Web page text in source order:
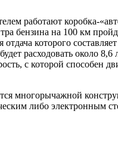
работают коробка-
бензина на 100 км
отдача которого
расходовать около 8,6
с которой способен
многорычажной
либо электронным